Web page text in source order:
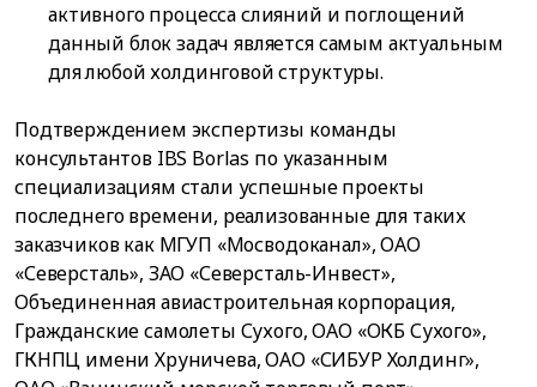
активного процесса слияний и поглощений
данный блок задач является самым актуальным
для любой холдинговой структуры.
Подтверждением экспертизы команды
консультантов IBS Borlas по указанным
специализациям стали успешные проекты
последнего времени, реализованные для таких
заказчиков как МГУП «Мосводоканал», ОАО
«Северсталь», ЗАО «Северсталь-Инвест»,
Объединенная авиастроительная корпорация,
Гражданские самолеты Сухого, ОАО «ОКБ Сухого»,
ГКНПЦ имени Хруничева, ОАО «СИБУР Холдинг»,